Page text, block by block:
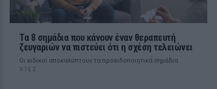
Τα 8 σημάδια που κάνουν έναν θεραπευτή
ζευγαριών να πιστεύει ότι η σχέση τελειώνει
Οι ειδικοί αποκαλύπτουν τα προειδοποιητικά σημάδια
ΧΤΕΣ